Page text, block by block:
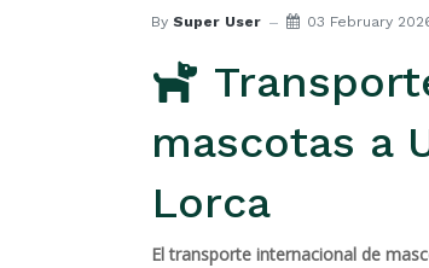
By Super User 03 February
mascotas a
Lorca
El transporte internacional de